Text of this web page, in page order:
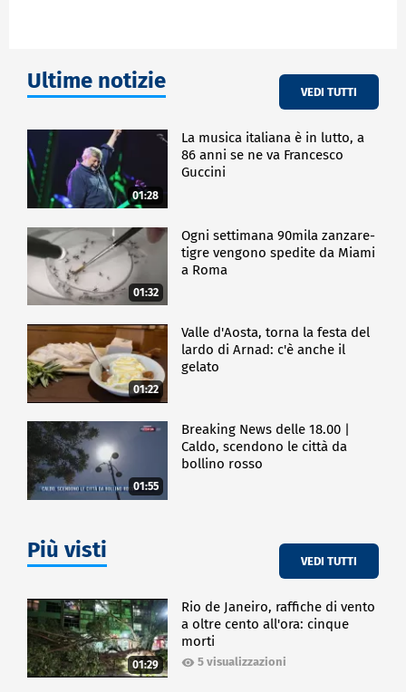
Ultime notizie VEDI TUTTI
01:28
La musica italiana è in lutto, a
86 anni se ne va Francesco
Guccini
01:32
Ogni settimana 90mila zanzare-
tigre vengono spedite da Miami
a Roma
01:22
Valle d'Aosta, torna la festa del
lardo di Arnad: c'è anche il
gelato
01:55
Breaking News delle 18.00 |
Caldo, scendono le città da
bollino rosso
Più visti VEDI TUTTI
01:29
Rio de Janeiro, raffiche di vento
a oltre cento all'ora: cinque
morti
5 visualizzazioni